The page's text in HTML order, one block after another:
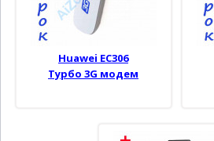
Huawei EC306
Турбо 3G модем